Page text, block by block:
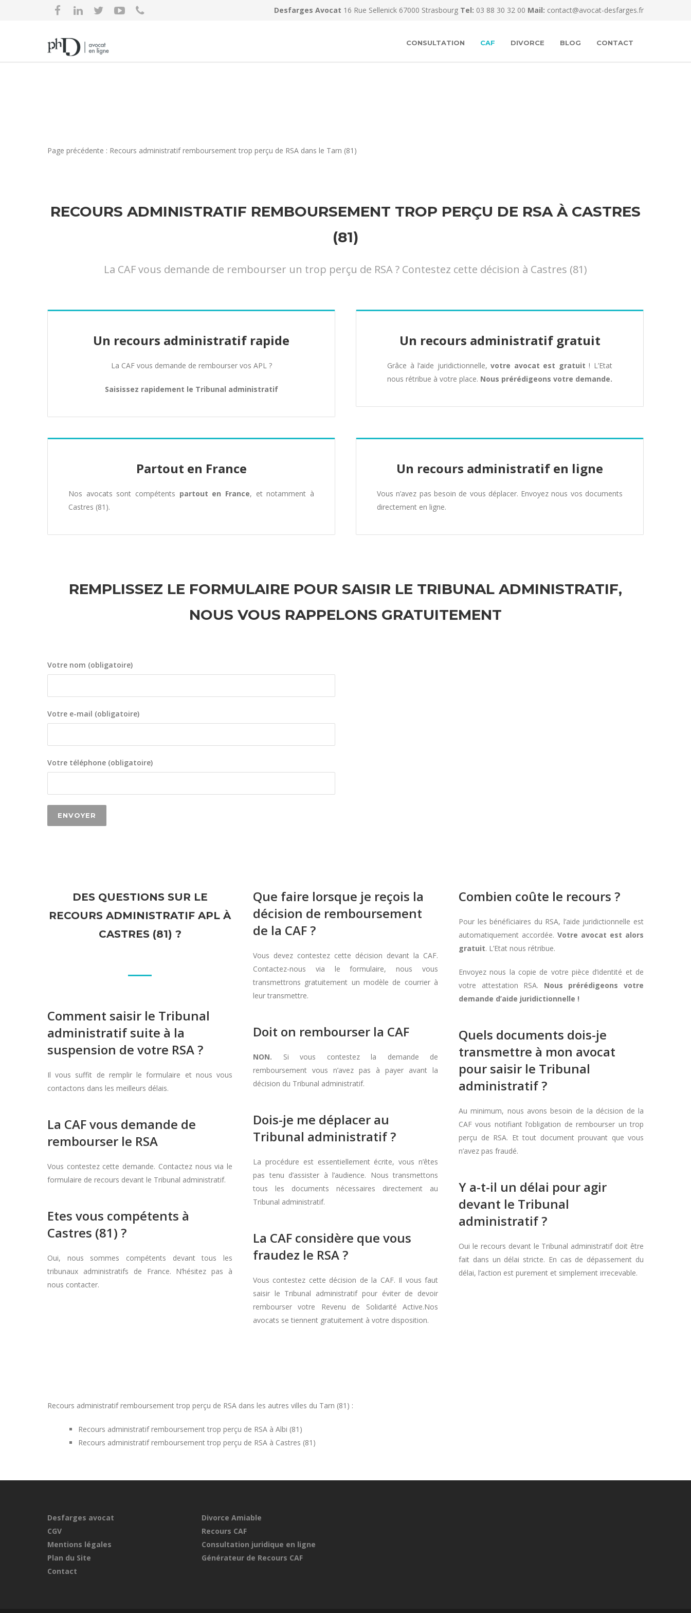
Desfarges Avocat 16 Rue Sellenick 67000 Strasbourg Tel: 03 88 30 32 00 Mail: contact@avocat-desfarges.fr
CONSULTATION CAF DIVORCE BLOG CONTACT
Page précédente : Recours administratif remboursement trop perçu de RSA dans le Tarn (81)
RECOURS ADMINISTRATIF REMBOURSEMENT TROP PERÇU DE RSA À CASTRES
(81)
La CAF vous demande de rembourser un trop perçu de RSA ? Contestez cette décision à Castres (81)
Un recours administratif rapide
La CAF vous demande de rembourser vos APL ?
Saisissez rapidement le Tribunal administratif
Un recours administratif gratuit
Grâce à l’aide juridictionnelle,votre avocat est gratuit ! L’Etat
nous rétribue à votre place. Nous prérédigeons votre demande.
Partout en France
Nos avocats sont compétents partout en France, et notamment à
Castres (81).
Un recours administratif en ligne
Vous n’avez pas besoin de vous déplacer. Envoyez nous vos documents
directement en ligne.
REMPLISSEZ LE FORMULAIRE POUR SAISIR LE TRIBUNAL ADMINISTRATIF,
NOUS VOUS RAPPELONS GRATUITEMENT
Votre nom (obligatoire)
Votre e-mail (obligatoire)
Votre téléphone (obligatoire)
DES QUESTIONS SUR LE
RECOURS ADMINISTRATIF APL À
CASTRES (81) ?
Comment saisir le Tribunal
administratif suite à la
suspension de votre RSA ?
Il vous suffit de remplir le formulaire et nous vous
contactons dans les meilleurs délais.
La CAF vous demande de
rembourser le RSA
Vous contestez cette demande. Contactez nous via le
formulaire de recours devant le Tribunal administratif.
Etes vous compétents à
Castres (81) ?
Oui, nous sommes compétents devant tous les
tribunaux administratifs de France. N’hésitez pas à
nous contacter.
Que faire lorsque je reçois la
décision de remboursement
de la CAF ?
Vous devez contestez cette décision devant la CAF.
Contactez-nous via le formulaire, nous vous
transmettrons gratuitement un modèle de courrier à
leur transmettre.
Doit on rembourser la CAF
NON. Si vous contestez la demande de
remboursement vous n’avez pas à payer avant la
décision du Tribunal administratif.
Dois-je me déplacer au
Tribunal administratif ?
La procédure est essentiellement écrite, vous n’êtes
pas tenu d’assister à l’audience. Nous transmettons
tous les documents nécessaires directement au
Tribunal administratif.
La CAF considère que vous
fraudez le RSA ?
Vous contestez cette décision de la CAF. Il vous faut
saisir le Tribunal administratif pour éviter de devoir
rembourser votre Revenu de Solidarité Active.Nos
avocats se tiennent gratuitement à votre disposition.
Combien coûte le recours ?
Pour les bénéficiaires du RSA, l’aide juridictionnelle est
automatiquement accordée. Votre avocat est alors
gratuit. L’Etat nous rétribue.
Envoyez nous la copie de votre pièce d’identité et de
votre attestation RSA. Nous prérédigeons votre
demande d’aide juridictionnelle !
Quels documents dois-je
transmettre à mon avocat
pour saisir le Tribunal
administratif ?
Au minimum, nous avons besoin de la décision de la
CAF vous notifiant l’obligation de rembourser un trop
perçu de RSA. Et tout document prouvant que vous
n’avez pas fraudé.
Y a-t-il un délai pour agir
devant le Tribunal
administratif ?
Oui le recours devant le Tribunal administratif doit être
fait dans un délai stricte. En cas de dépassement du
délai, l’action est purement et simplement irrecevable.
Recours administratif remboursement trop perçu de RSA dans les autres villes du Tarn (81) :
Recours administratif remboursement trop perçu de RSA à Albi (81)
Recours administratif remboursement trop perçu de RSA à Castres (81)
Desfarges avocat
CGV
Mentions légales
Plan du Site
Contact
Divorce Amiable
Recours CAF
Consultation juridique en ligne
Générateur de Recours CAF